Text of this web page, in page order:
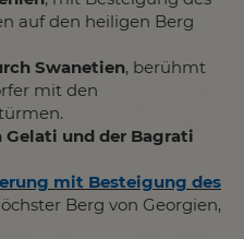
auf den heiligen Berg
Swanetien, berühmt
mit den
Gelati und der Bagrati
mit Besteigung des
Berg von Georgien,